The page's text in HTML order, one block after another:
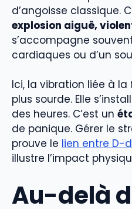
d’angoisse classique.
explosion aiguë,
s’accompagne
cardiaques ou d’un
Ici, la vibration liée à
plus sourde. Elle
des heures. C’est un
de panique. Gérer le
prouve le lien entre D-
illustre l’impact
Au-delà